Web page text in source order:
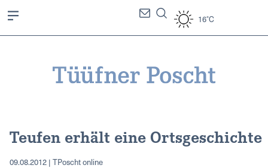
16°C
Teufen erhält eine Ortsgeschichte
09.08.2012 | TPoscht online